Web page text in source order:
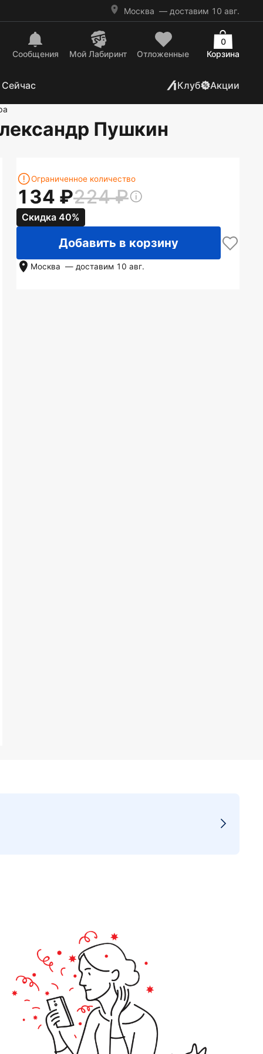
Москва — доставим 10 авг.
Сообщения Mой Лабиринт Отложенные Корзина
0
Клуб Акции
Пушкин
Ограниченное количество
134 224
Скидка 40%
Добавить в корзину
Москва — доставим 10 авг.